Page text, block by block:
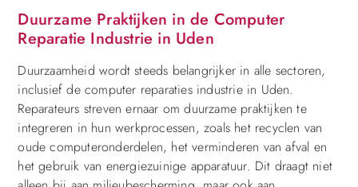
Duurzame Praktijken in de Computer
Reparatie Industrie in Uden
Duurzaamheid wordt steeds belangrijker in alle sectoren,
inclusief de computer reparaties industrie in Uden.
Reparateurs streven ernaar om duurzame praktijken te
integreren in hun werkprocessen, zoals het recyclen van
oude computeronderdelen, het verminderen van afval en
het gebruik van energiezuinige apparatuur. Dit draagt niet